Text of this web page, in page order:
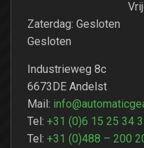
Vrijdag:
Zaterdag:
Gesloten
Industrieweg 8c
6673DE Andelst
Mail:
Tel: +31 (0)6 15 25 34
Tel: +31 (0)488 – 200